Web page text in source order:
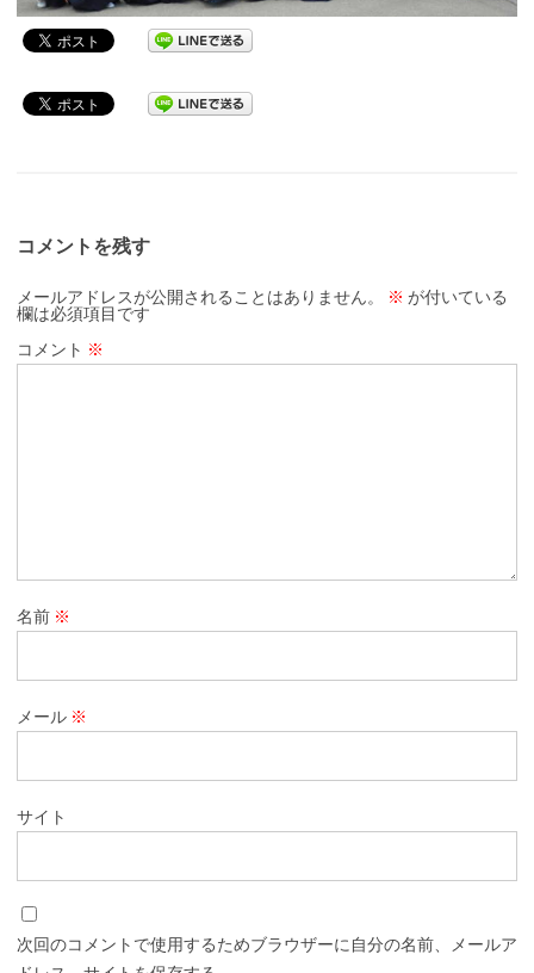
コメントを残す
メールアドレスが公開されることはありません。 ※ が付いている
欄は必須項目です
コメント ※
名前 ※
メール ※
サイト
次回のコメントで使用するためブラウザーに自分の名前、メールア